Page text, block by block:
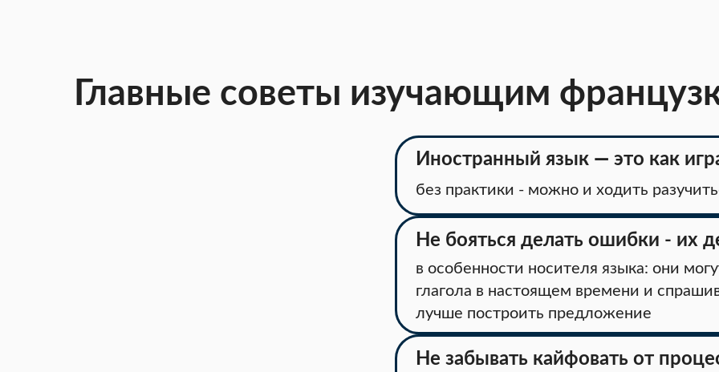
Главные советы изучающим
Иностранный язык — это как
без практики - можно и ходить
Не бояться делать ошибки - их
в особенности носителя языка: они
глагола в настоящем времени и
лучше построить предложение
Не забывать кайфовать от